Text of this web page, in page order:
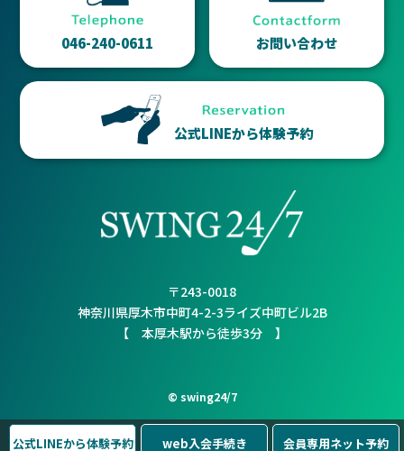
web入会手続き
公式LINEから体験予約 会員専用ネット予約
046-240-0611 お問い合わせ
公式LINEから体験予約
〒243-0018
神奈川県厚木市中町4-2-3ライズ中町ビル2B
【 本厚木駅から徒歩3分 】
© swing24/7